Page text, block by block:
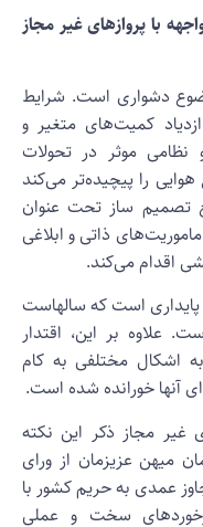
پروازهای غیر مجاز
دشواری است. شرایط
کمیت‌های متغیر و
موثر در تحولات
را پیچیده‌تر می‌کند
ساز تحت عنوان
ذاتی و ابلاغی
می‌کند.
است که سالهاست
بر این، اقتدار
مختلفی به کام
خورانده شده است.
مجاز ذکر این نکته
عزیزمان از ورای
به حریم کشور با
سخت و عملی